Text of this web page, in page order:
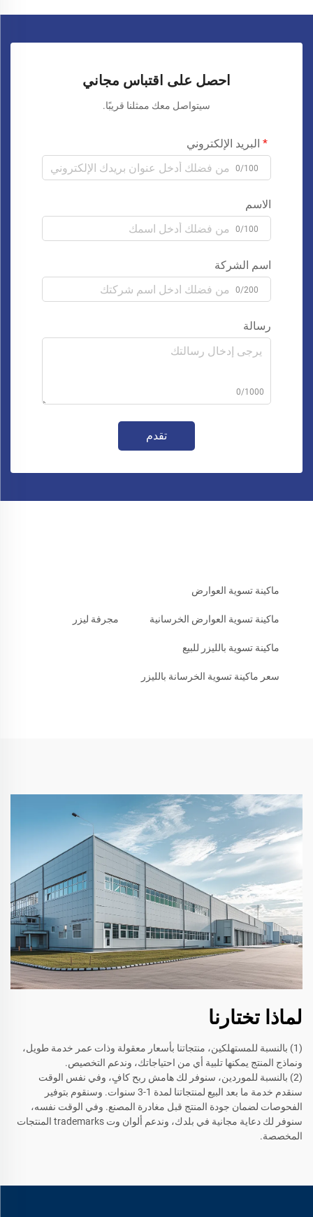
احصل على اقتباس مجاني
سيتواصل معك ممثلنا قريبًا.
البريد الإلكتروني
0/100
الاسم
0/100
اسم الشركة
0/200
رسالة
0/1000
تقدم
ماكينة تسوية العوارض
ماكينة تسوية العوارض الخرسانية مجرفة ليزر
ماكينة تسوية بالليزر للبيع
سعر ماكينة تسوية الخرسانة بالليزر
لماذا تختارنا
(1) بالنسبة للمستهلكين، منتجاتنا بأسعار معقولة وذات عمر خدمة طويل،
ونماذج المنتج يمكنها تلبية أي من احتياجاتك، وندعم التخصيص.
(2) بالنسبة للموردين، سنوفر لك هامش ربح كافٍ، وفي نفس الوقت
سنقدم خدمة ما بعد البيع لمنتجاتنا لمدة 1-3 سنوات. وسنقوم بتوفير
الفحوصات لضمان جودة المنتج قبل مغادرة المصنع. وفي الوقت نفسه،
سنوفر لك دعاية مجانية في بلدك، وندعم ألوان وت trademarks المنتجات
المخصصة.